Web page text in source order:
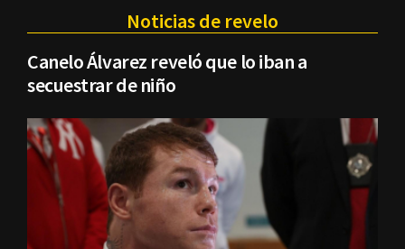
Noticias de revelo
Canelo Álvarez reveló que lo iban a
secuestrar de niño